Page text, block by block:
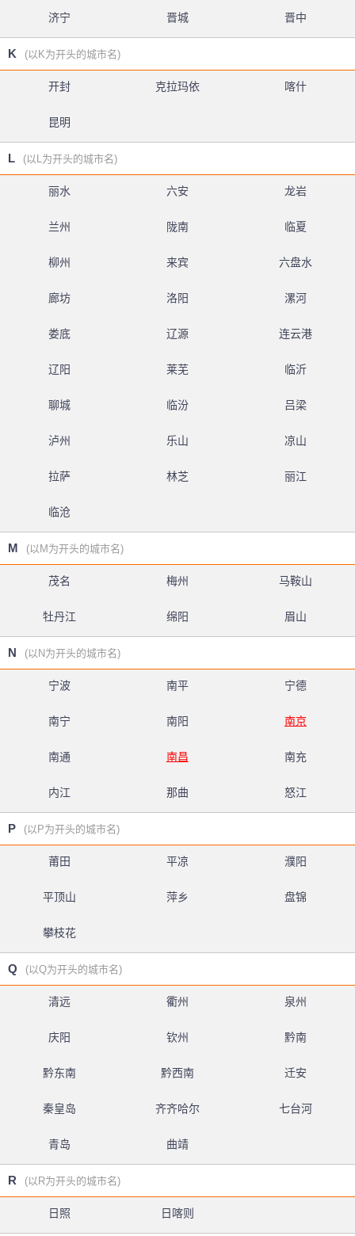
济宁 晋城 晋中
K (以K为开头的城市名)
开封 克拉玛依 喀什
昆明
L (以L为开头的城市名)
丽水 六安 龙岩
兰州 陇南 临夏
柳州 来宾 六盘水
廊坊 洛阳 漯河
娄底 辽源 连云港
辽阳 莱芜 临沂
聊城 临汾 吕梁
泸州 乐山 凉山
拉萨 林芝 丽江
临沧
M (以M为开头的城市名)
茂名 梅州 马鞍山
牡丹江 绵阳 眉山
N (以N为开头的城市名)
宁波 南平 宁德
南宁 南阳 南京
南通 南昌 南充
内江 那曲 怒江
P (以P为开头的城市名)
莆田 平凉 濮阳
平顶山 萍乡 盘锦
攀枝花
Q (以Q为开头的城市名)
清远 衢州 泉州
庆阳 钦州 黔南
黔东南 黔西南 迁安
秦皇岛 齐齐哈尔 七台河
青岛 曲靖
R (以R为开头的城市名)
日照 日喀则